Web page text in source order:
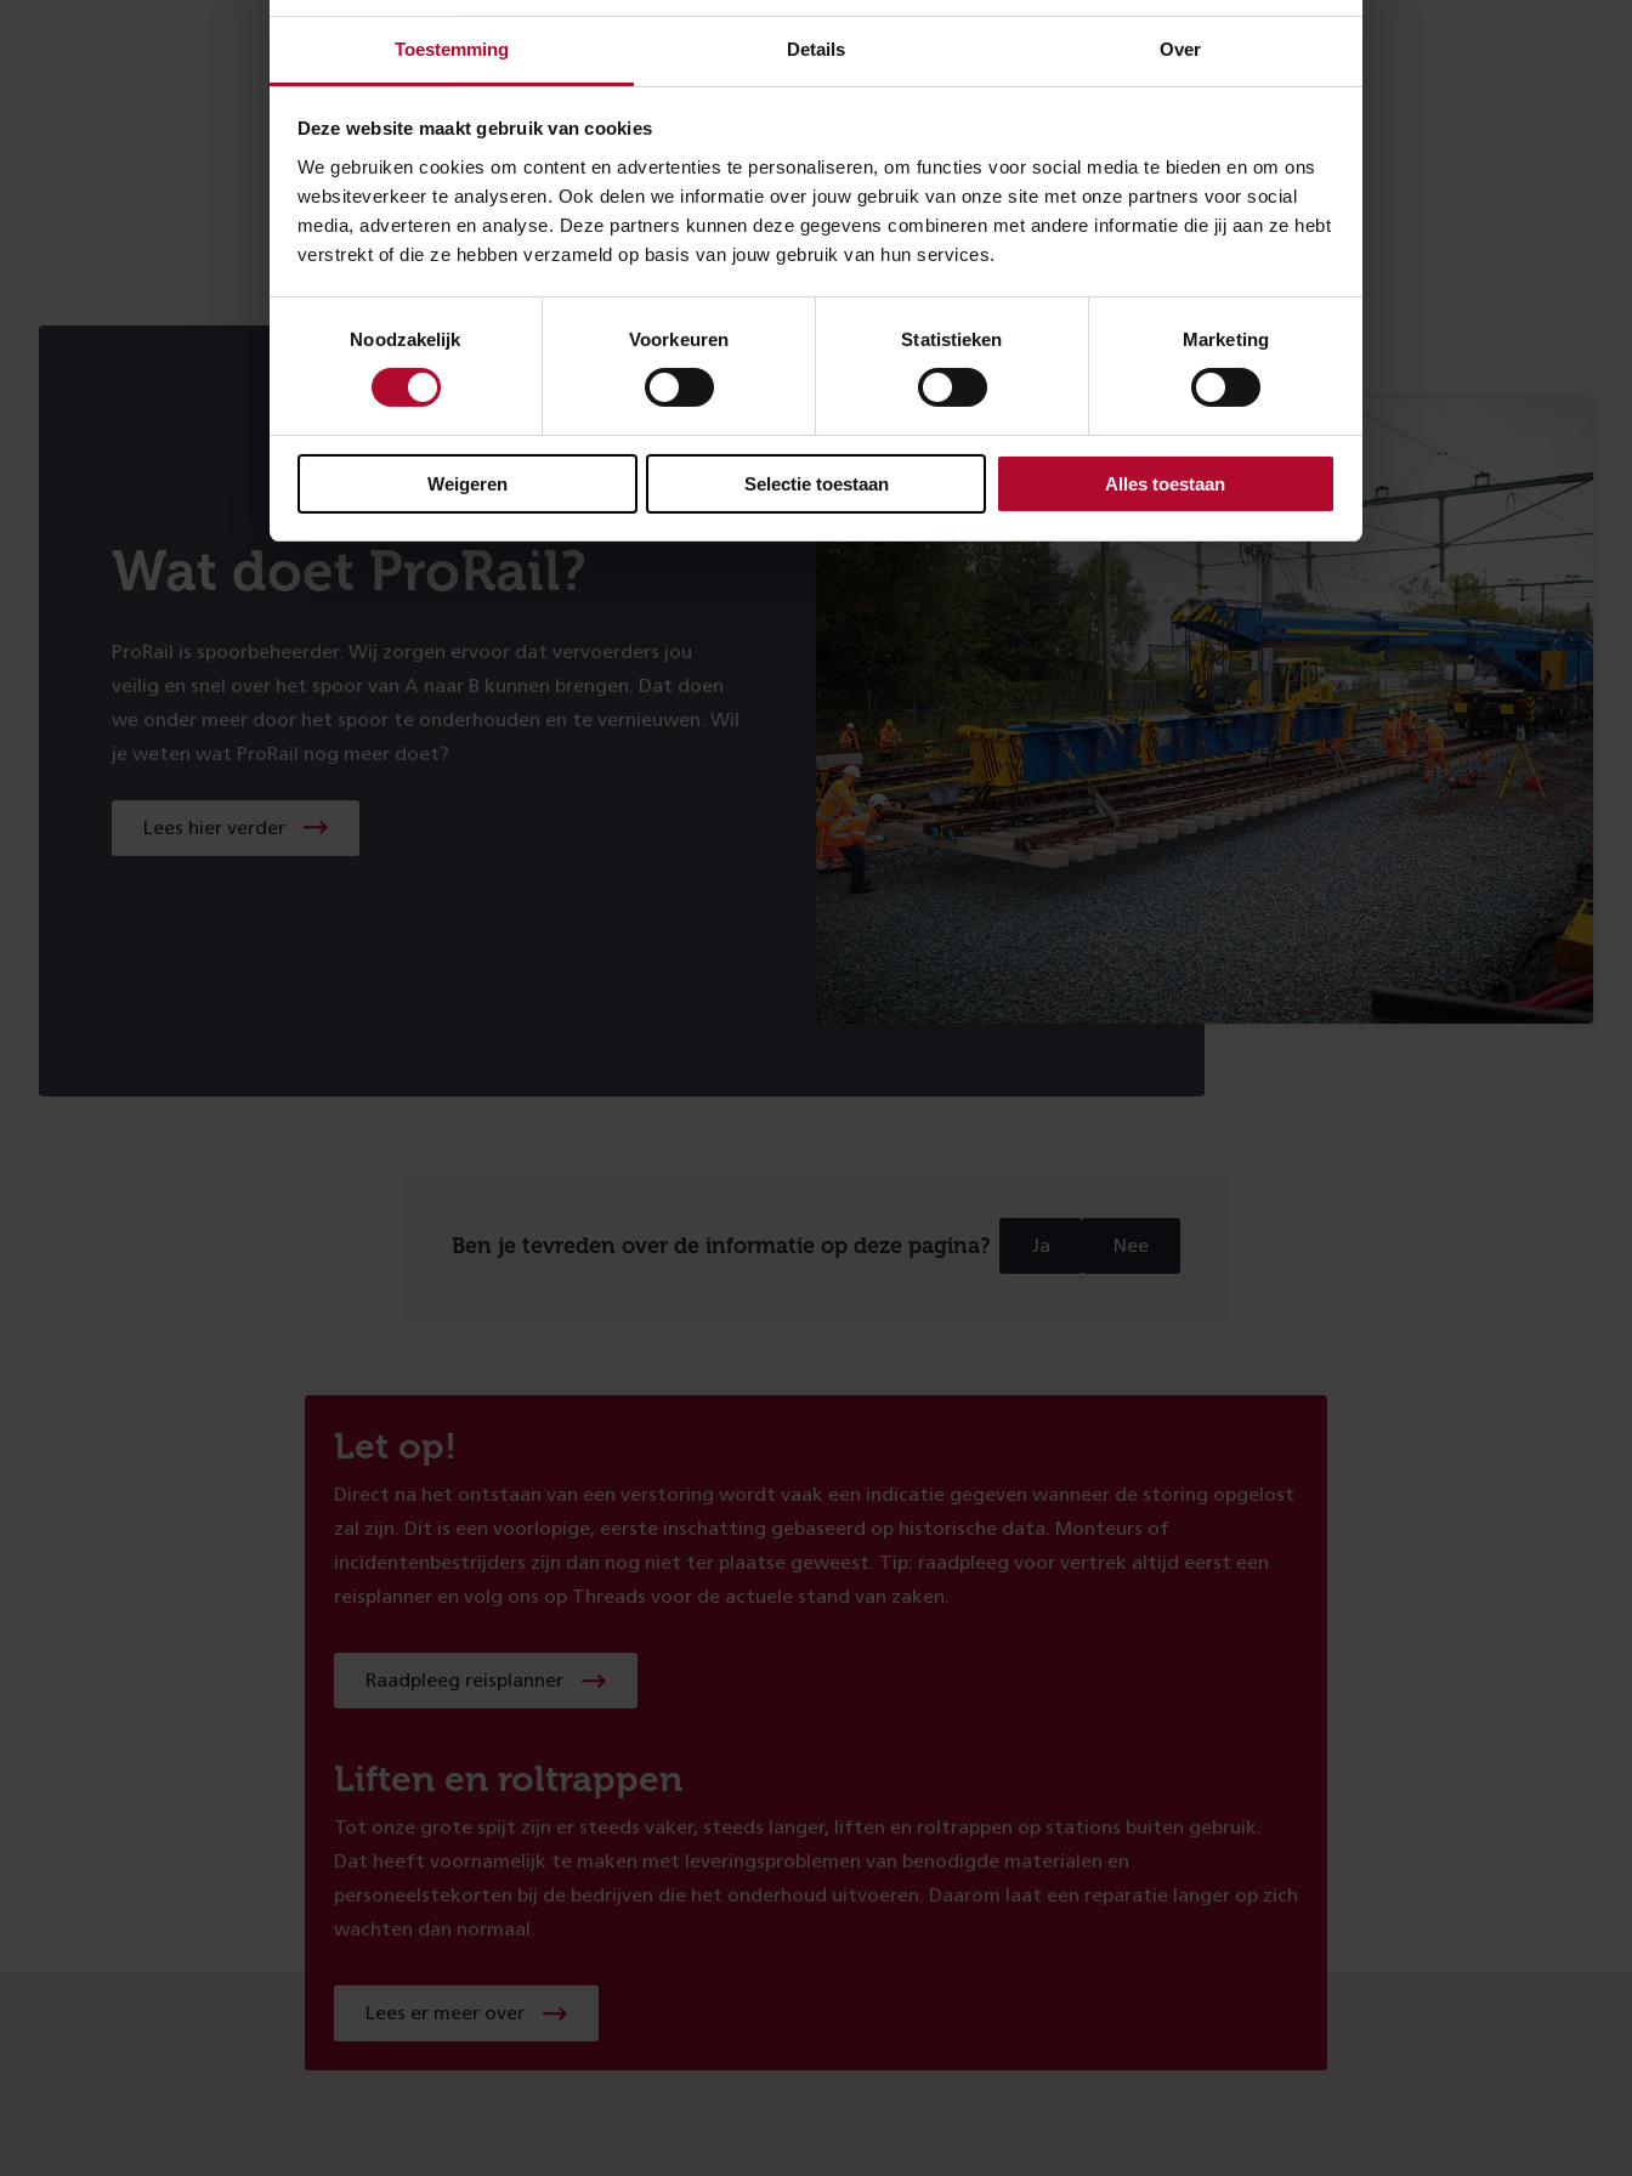
Toestemming Details Over
Deze website maakt gebruik van cookies
We gebruiken cookies om content en advertenties te personaliseren, om functies voor social media te bieden en om ons
websiteverkeer te analyseren. Ook delen we informatie over jouw gebruik van onze site met onze partners voor social
media, adverteren en analyse. Deze partners kunnen deze gegevens combineren met andere informatie die jij aan ze hebt
verstrekt of die ze hebben verzameld op basis van jouw gebruik van hun services.
Noodzakelijk
Voorkeuren Statistieken Marketing
Weigeren Selectie toestaan Alles toestaan
Rijden de Treinen
Wat doet ProRail?
ProRail is spoorbeheerder. Wij zorgen ervoor dat vervoerders jou
veilig en snel over het spoor van A naar B kunnen brengen. Dat doen
we onder meer door het spoor te onderhouden en te vernieuwen. Wil
je weten wat ProRail nog meer doet?
Lees hier verder
Ben je tevreden over de informatie op deze pagina? Ja Nee
Let op!
Direct na het ontstaan van een verstoring wordt vaak een indicatie gegeven wanneer de storing opgelost
zal zijn. Dit is een voorlopige, eerste inschatting gebaseerd op historische data. Monteurs of
incidentenbestrijders zijn dan nog niet ter plaatse geweest. Tip: raadpleeg voor vertrek altijd eerst een
reisplanner en volg ons op Threads voor de actuele stand van zaken.
Raadpleeg reisplanner
Liften en roltrappen
Tot onze grote spijt zijn er steeds vaker, steeds langer, liften en roltrappen op stations buiten gebruik.
Dat heeft voornamelijk te maken met leveringsproblemen van benodigde materialen en
personeelstekorten bij de bedrijven die het onderhoud uitvoeren. Daarom laat een reparatie langer op zich
wachten dan normaal.
Lees er meer over